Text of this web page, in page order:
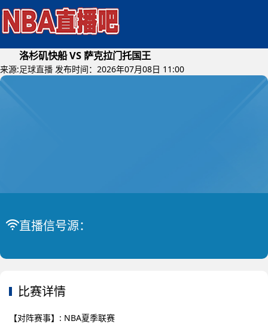
洛杉矶快船 VS 萨克拉门托国王
来源:足球直播 发布时间：2026年07月08日 11:00
NBA夏季联赛
直播信号源：
比赛详情
【对阵赛事】: NBA夏季联赛